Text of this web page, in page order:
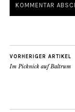
VORHERIGER ARTIKEL
Im Picknick auf Baltrum